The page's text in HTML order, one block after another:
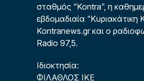
σταθμός “Kontra”, η
εβδομαδιαία “Κυριακάτικη
Kontranews.gr και ο
Radio 97,5.
Ιδιοκτησία:
ΦΙΛΑΘΛΟΣ ΙΚΕ